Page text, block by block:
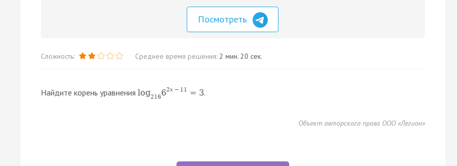
Посмотреть
Сложность: Среднее время решения: 2 мин. 20 сек.
Найдите корень уравнения log21662x − 11 = 3.
Объект авторского права ООО «Легион»